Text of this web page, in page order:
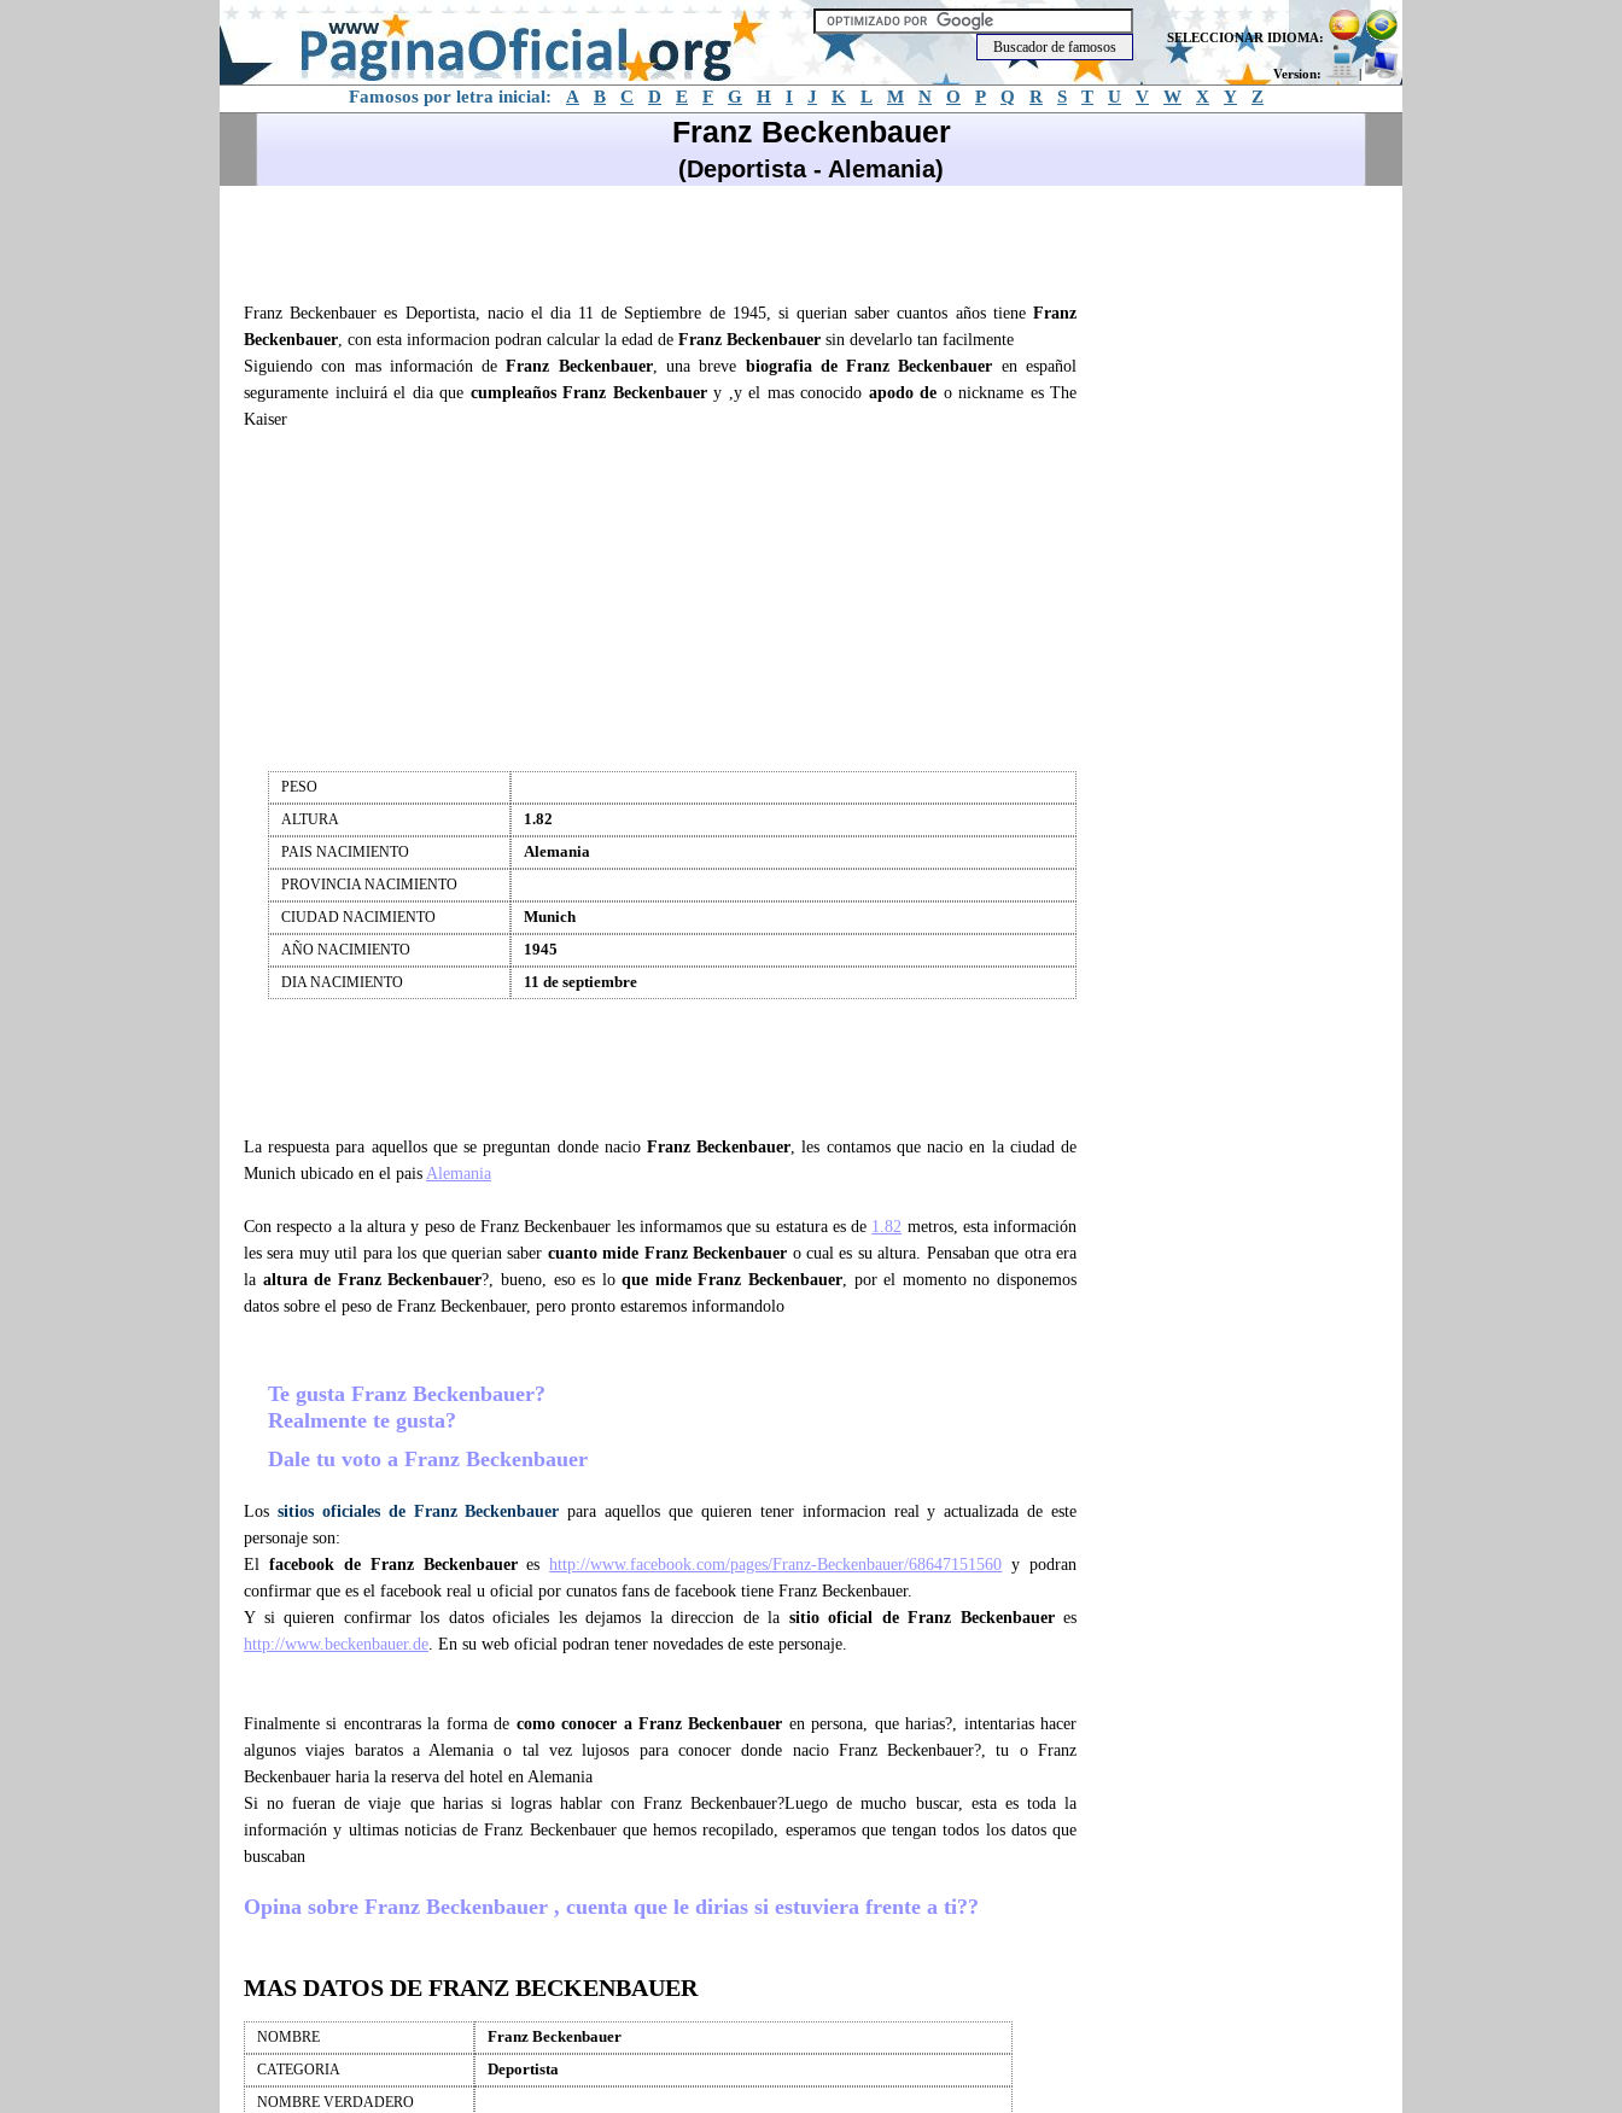
SELECCIONAR IDIOMA:
Version: |
Famosos por letra inicial: A B C D E F G H I J K L M N O P Q R S T U V W X Y Z
Franz Beckenbauer
(Deportista - Alemania)
Franz Beckenbauer es Deportista, nacio el dia 11 de Septiembre de 1945, si querian saber cuantos años tiene Franz
Beckenbauer, con esta informacion podran calcular la edad de Franz Beckenbauer sin develarlo tan facilmente
Siguiendo con mas información deFranz Beckenbauer, una breve biografia de Franz Beckenbauer en español
seguramente incluirá el dia que cumpleaños Franz Beckenbauery ,y el mas conocido apodo de o nickname es The
Kaiser
PESO
ALTURA
1.82
PAIS NACIMIENTO Alemania
PROVINCIA NACIMIENTO
CIUDAD NACIMIENTO
Munich
AÑO NACIMIENTO 1945
DIA NACIMIENTO 11 de septiembre
La respuesta para aquellos que se preguntan donde nacio Franz Beckenbauer, les contamos que nacio en la ciudad de
Munich ubicado en el pais Alemania
Con respecto a la altura y peso de Franz Beckenbauer les informamos que su estatura es de 1.82 metros, esta información
les sera muy util para los que querian saber cuanto mide Franz Beckenbauer o cual es su altura. Pensaban que otra era
la altura de Franz Beckenbauer?, bueno, eso es loque mide Franz Beckenbauer, por el momento no disponemos
datos sobre el peso de Franz Beckenbauer, pero pronto estaremos informandolo
Te gusta Franz Beckenbauer?
Realmente te gusta?
Dale tu voto a Franz Beckenbauer
Los sitios oficiales de Franz Beckenbauer para aquellos que quieren tener informacion real y actualizada de este
personaje son:
El facebook de Franz Beckenbauereshttp://www.facebook.com/pages/Franz-Beckenbauer/68647151560 y podran
confirmar que es el facebook real u oficial por cunatos fans de facebook tiene Franz Beckenbauer.
Y si quieren confirmar los datos oficiales les dejamos la direccion de la sitio oficial de Franz Beckenbaueres
http://www.beckenbauer.de. En su web oficial podran tener novedades de este personaje.
Finalmente si encontraras la forma de como conocer a Franz Beckenbauer en persona, que harias?, intentarias hacer
algunos viajes baratos a Alemania o tal vez lujosos para conocer donde nacio Franz Beckenbauer?, tu o Franz
Beckenbauer haria la reserva del hotel en Alemania
Si no fueran de viaje que harias si logras hablar con Franz Beckenbauer?Luego de mucho buscar, esta es toda la
información y ultimas noticias de Franz Beckenbauer que hemos recopilado, esperamos que tengan todos los datos que
buscaban
Opina sobre Franz Beckenbauer , cuenta que le dirias si estuviera frente a ti??
MAS DATOS DE FRANZ BECKENBAUER
NOMBRE Franz Beckenbauer
CATEGORIA Deportista
NOMBRE VERDADERO